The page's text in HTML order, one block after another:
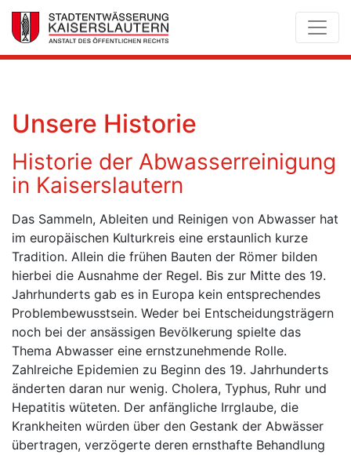
Unsere Historie
Historie der Abwasserreinigung
in Kaiserslautern
Das Sammeln, Ableiten und Reinigen von Abwasser hat
im europäischen Kulturkreis eine erstaunlich kurze
Tradition. Allein die frühen Bauten der Römer bilden
hierbei die Ausnahme der Regel. Bis zur Mitte des 19.
Jahrhunderts gab es in Europa kein entsprechendes
Problembewusstsein. Weder bei Entscheidungsträgern
noch bei der ansässigen Bevölkerung spielte das
Thema Abwasser eine ernstzunehmende Rolle.
Zahlreiche Epidemien zu Beginn des 19. Jahrhunderts
änderten daran nur wenig. Cholera, Typhus, Ruhr und
Hepatitis wüteten. Der anfängliche Irrglaube, die
Krankheiten würden über den Gestank der Abwässer
übertragen, verzögerte deren ernsthafte Behandlung